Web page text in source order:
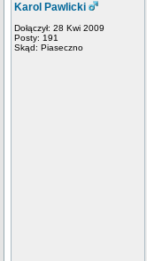
Karol Pawlicki
Dołączył: 28 Kwi 2009
Posty: 191
Skąd: Piaseczno